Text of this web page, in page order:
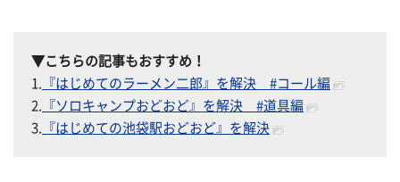
▼こちらの記事もおすすめ！
1.
『はじめてのラーメン二郎』を解決 #コール編
2.
『ソロキャンプおどおど』を解決 #道具編
3.
『はじめての池袋駅おどおど』を解決